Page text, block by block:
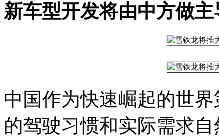
新车型开发将由中方做主
中国作为快速崛起的世
的驾驶习惯和实际需求